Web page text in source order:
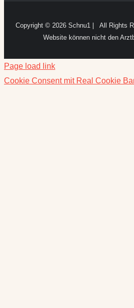
Copyright © 2026 Schnu1 | All Rights
Website können nicht den
Page load link
Cookie Consent mit Real Cookie